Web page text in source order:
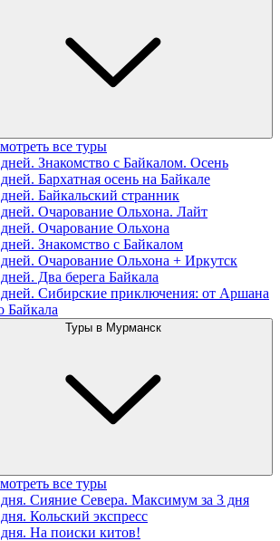
все туры
Знакомство с Байкалом. Осень
Бархатная осень на Байкале
Байкальский странник
Очарование Ольхона. Лайт
Очарование Ольхона
Знакомство с Байкалом
Очарование Ольхона + Иркутск
Два берега Байкала
Сибирские приключения: от Аршана
Байкала
Туры в Мурманск
все туры
Сияние Севера. Максимум за 3 дня
Кольский экспресс
На поиски китов!